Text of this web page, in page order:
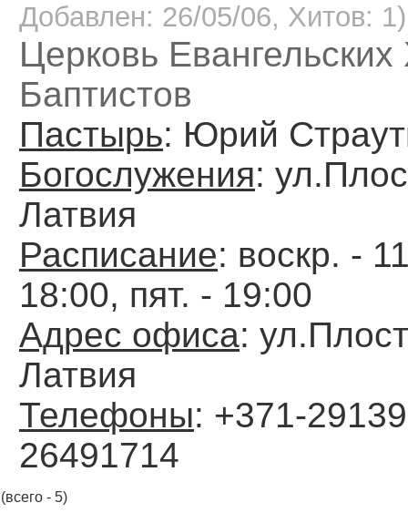
Добавлен: 26/05/06, Хитов: 1)
Церковь Евангельских
Баптистов
Пастырь: Юрий
Богослужения:
Латвия
Расписание: воскр. -
18:00, пят. - 19:00
Адрес офиса:
Латвия
Телефоны: +371-
26491714
(всего - 5)